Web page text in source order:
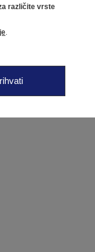
različite vrste
.